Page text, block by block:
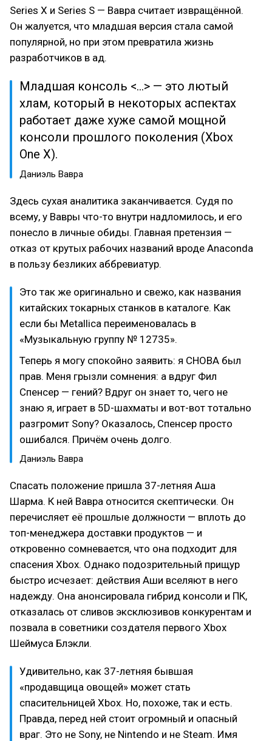
Series X и Series S — Вавра считает извращённой.
Он жалуется, что младшая версия стала самой
популярной, но при этом превратила жизнь
разработчиков в ад.
Младшая консоль <...> — это лютый
хлам, который в некоторых аспектах
работает даже хуже самой мощной
консоли прошлого поколения (Xbox
One X).
Даниэль Вавра
Здесь сухая аналитика заканчивается. Судя по
всему, у Вавры что-то внутри надломилось, и его
понесло в личные обиды. Главная претензия —
отказ от крутых рабочих названий вроде Anaconda
в пользу безликих аббревиатур.
Это так же оригинально и свежо, как названия
китайских токарных станков в каталоге. Как
если бы Metallica переименовалась в
«Музыкальную группу № 12735».
Теперь я могу спокойно заявить: я СНОВА был
прав. Меня грызли сомнения: а вдруг Фил
Спенсер — гений? Вдруг он знает то, чего не
знаю я, играет в 5D-шахматы и вот-вот тотально
разгромит Sony? Оказалось, Спенсер просто
ошибался. Причём очень долго.
Даниэль Вавра
Спасать положение пришла 37-летняя Аша
Шарма. К ней Вавра относится скептически. Он
перечисляет её прошлые должности — вплоть до
топ-менеджера доставки продуктов — и
откровенно сомневается, что она подходит для
спасения Xbox. Однако подозрительный прищур
быстро исчезает: действия Аши вселяют в него
надежду. Она анонсировала гибрид консоли и ПК,
отказалась от сливов эксклюзивов конкурентам и
позвала в советники создателя первого Xbox
Шеймуса Блэкли.
Удивительно, как 37-летняя бывшая
«продавщица овощей» может стать
спасительницей Xbox. Но, похоже, так и есть.
Правда, перед ней стоит огромный и опасный
враг. Это не Sony, не Nintendo и не Steam. Имя